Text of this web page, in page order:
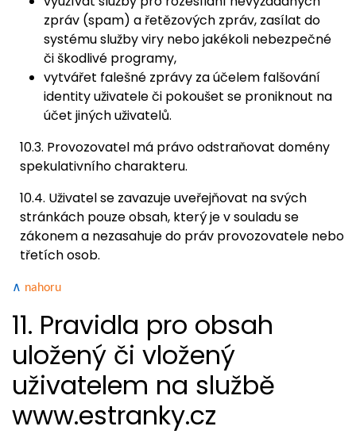
zpráv (spam) a řetězových zpráv, zasílat do
systému služby viry nebo jakékoli nebezpečné
či škodlivé programy,
vytvářet falešné zprávy za účelem falšování
identity uživatele či pokoušet se proniknout na
účet jiných uživatelů.
10.3. Provozovatel má právo odstraňovat domény
spekulativního charakteru.
10.4. Uživatel se zavazuje uveřejňovat na svých
stránkách pouze obsah, který je v souladu se
zákonem a nezasahuje do práv provozovatele nebo
třetích osob.
∧ nahoru
11. Pravidla pro obsah
uložený či vložený
uživatelem na službě
www.estranky.cz